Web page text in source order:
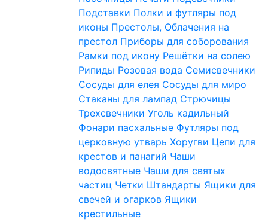
Подставки Полки и футляры под
иконы Престолы, Облачения на
престол Приборы для соборования
Рамки под икону Решётки на солею
Рипиды Розовая вода Семисвечники
Сосуды для елея Сосуды для миро
Стаканы для лампад Стрючицы
Трехсвечники Уголь кадильный
Фонари пасхальные Футляры под
церковную утварь Хоругви Цепи для
крестов и панагий Чаши
водосвятные Чаши для святых
частиц Четки Штандарты Ящики для
свечей и огарков Ящики
крестильные